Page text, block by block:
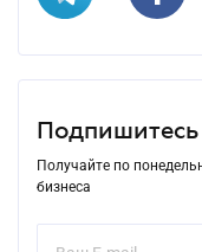
Подпишитесь
Получайте по
бизнеса